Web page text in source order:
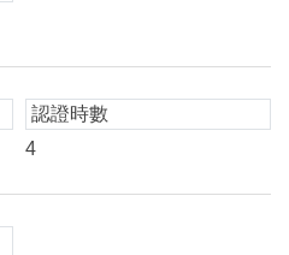
認證時數
4